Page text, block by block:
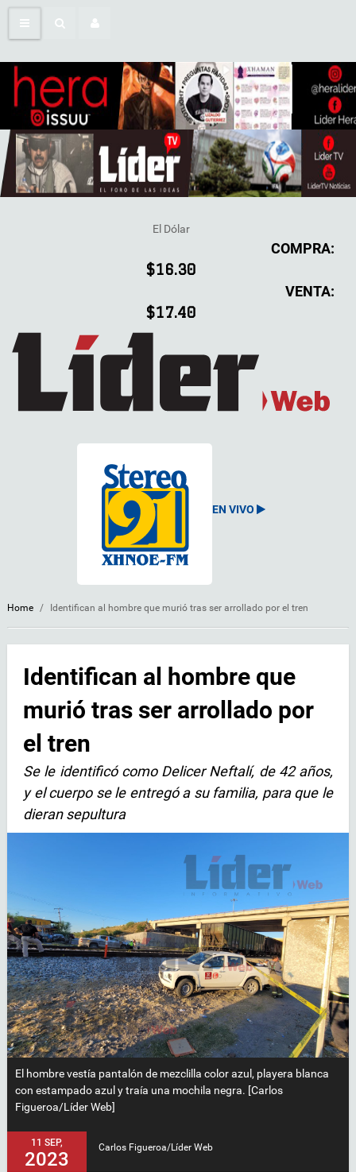
El Dólar
COMPRA:
$16.30
VENTA:
$17.40
EN VIVO
Home / Identifican al hombre que murió tras ser arrollado por el tren
Identifican al hombre que
murió tras ser arrollado por
el tren
Se le identificó como Delicer Neftalí, de 42 años,
y el cuerpo se le entregó a su familia, para que le
dieran sepultura
El hombre vestía pantalón de mezclilla color azul, playera blanca
con estampado azul y traía una mochila negra. [Carlos
Figueroa/Líder Web]
11 SEP,
2023
Carlos Figueroa/Líder Web